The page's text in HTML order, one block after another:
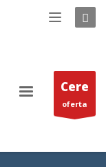
Cere
oferta